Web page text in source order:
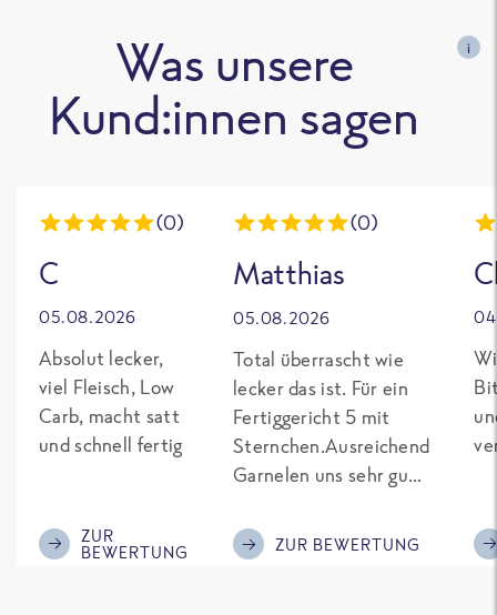
Was unsere
Kund:innen sagen
i
(0)
C
05.08.2026
Absolut lecker,
viel Fleisch, Low
Carb, macht satt
und schnell fertig
ZUR
BEWERTUNG
(0)
Matthias
05.08.2026
Total überrascht wie
lecker das ist. Für ein
Fertiggericht 5 mit
Sternchen.Ausreichend
Garnelen uns sehr gut
Kompliment
ZUR BEWERTUNG